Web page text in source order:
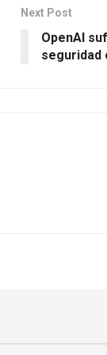
Next Post
OpenAI
seguridad